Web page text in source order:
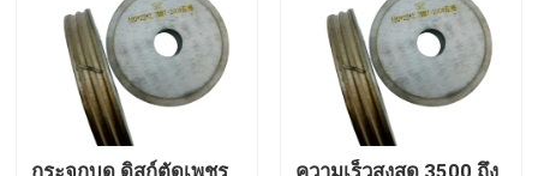
เกี่ยวกับเรา
ทัวร์โรงงาน